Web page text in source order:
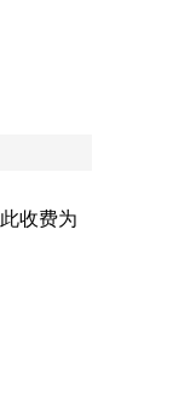
收费为